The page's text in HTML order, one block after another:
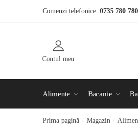
Comenzi telefonice: 0735 780 780
Contul meu
Alimente Bacanie
Prima pagină Magazin